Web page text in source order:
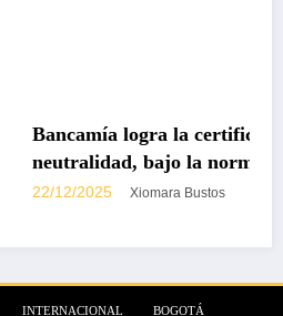
la certificación carbono
la norma internacional ISO
Bustos
INTERNACIONAL BOGOTÁ